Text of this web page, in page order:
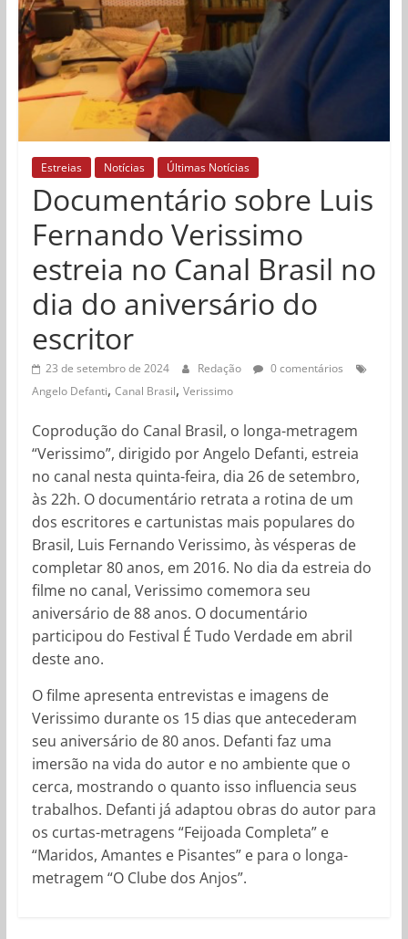
Estreias Notícias Últimas Notícias
Documentário sobre Luis
Fernando Verissimo
estreia no Canal Brasil no
dia do aniversário do
escritor
23 de setembro de 2024 Redação
0 comentários
Angelo Defanti, Canal Brasil, Verissimo
Coprodução do Canal Brasil, o longa-metragem
“Verissimo”, dirigido por Angelo Defanti, estreia
no canal nesta quinta-feira, dia 26 de setembro,
às 22h. O documentário retrata a rotina de um
dos escritores e cartunistas mais populares do
Brasil, Luis Fernando Verissimo, às vésperas de
completar 80 anos, em 2016. No dia da estreia do
filme no canal, Verissimo comemora seu
aniversário de 88 anos. O documentário
participou do Festival É Tudo Verdade em abril
deste ano.
O filme apresenta entrevistas e imagens de
Verissimo durante os 15 dias que antecederam
seu aniversário de 80 anos. Defanti faz uma
imersão na vida do autor e no ambiente que o
cerca, mostrando o quanto isso influencia seus
trabalhos. Defanti já adaptou obras do autor para
os curtas-metragens “Feijoada Completa” e
“Maridos, Amantes e Pisantes” e para o longa-
metragem “O Clube dos Anjos”.